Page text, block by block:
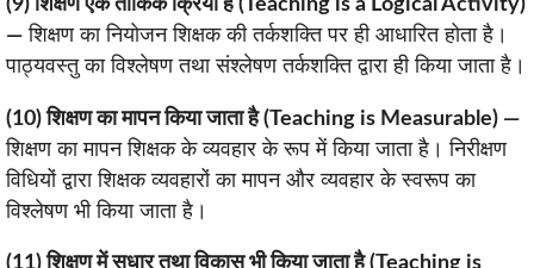
(9) शिक्षण एक तार्किक क्रिया है (Teaching is a Logical Activity)
— शिक्षण का नियोजन शिक्षक की तर्कशक्ति पर ही आधारित होता है।
पाठ्यवस्तु का विश्लेषण तथा संश्लेषण तर्कशक्ति द्वारा ही किया जाता है।
(10) शिक्षण का मापन किया जाता है (Teaching is Measurable) —
शिक्षण का मापन शिक्षक के व्यवहार के रूप में किया जाता है। निरीक्षण
विधियों द्वारा शिक्षक व्यवहारों का मापन और व्यवहार के स्वरूप का
विश्लेषण भी किया जाता है।
(11) शिक्षण में सुधार तथा विकास भी किया जाता है (Teaching is